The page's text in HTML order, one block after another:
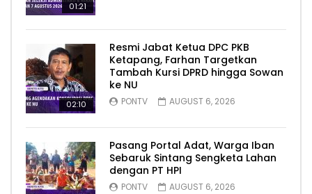
01:21
02:10
Resmi Jabat Ketua DPC PKB
Ketapang, Farhan Targetkan
Tambah Kursi DPRD hingga Sowan
ke NU
PONTV AUGUST 6, 2026
Pasang Portal Adat, Warga Iban
Sebaruk Sintang Sengketa Lahan
dengan PT HPI
PONTV AUGUST 6, 2026